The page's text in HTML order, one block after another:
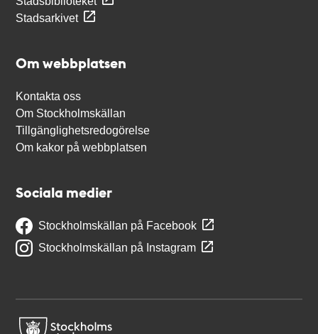
Stadsarkivet
Om webbplatsen
Kontakta oss
Om Stockholmskällan
Tillgänglighetsredogörelse
Om kakor på webbplatsen
Sociala medier
Stockholmskällan på Facebook
Stockholmskällan på Instagram